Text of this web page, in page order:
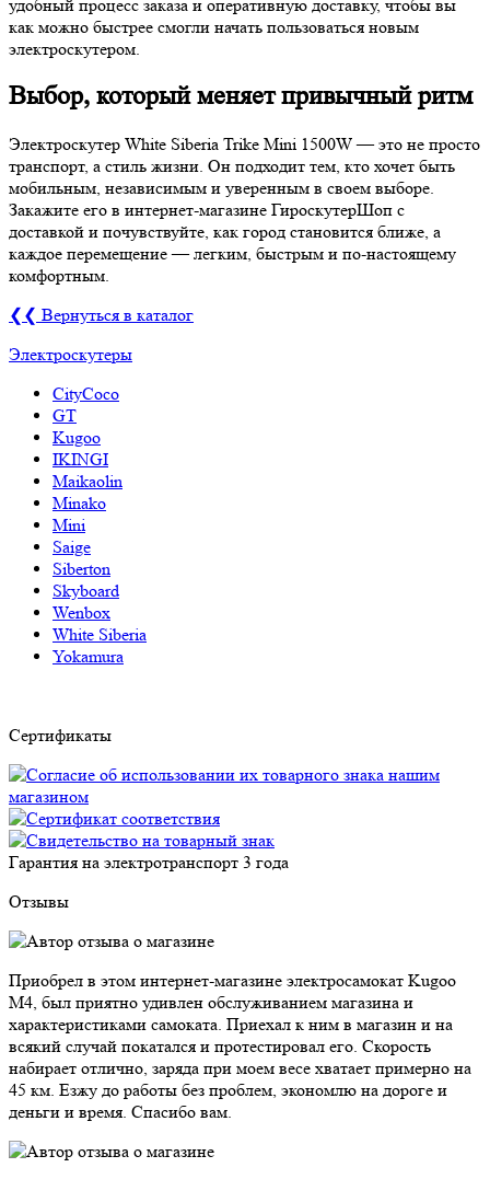
удобный процесс заказа и оперативную доставку, чтобы вы
как можно быстрее смогли начать пользоваться новым
электроскутером.
Выбор, который меняет привычный ритм
Электроскутер White Siberia Trike Mini 1500W — это не просто
транспорт, а стиль жизни. Он подходит тем, кто хочет быть
мобильным, независимым и уверенным в своем выборе.
Закажите его в интернет-магазине ГироскутерШоп с
доставкой и почувствуйте, как город становится ближе, а
каждое перемещение — легким, быстрым и по-настоящему
комфортным.
❮❮ Вернуться в каталог
Электроскутеры
CityCoco
GT
Kugoo
IKINGI
Maikaolin
Minako
Mini
Saige
Siberton
Skyboard
Wenbox
White Siberia
Yokamura
Сертификаты
Гарантия на электротранспорт 3 года
Отзывы
Приобрел в этом интернет-магазине электросамокат Kugoo
M4, был приятно удивлен обслуживанием магазина и
характеристиками самоката. Приехал к ним в магазин и на
всякий случай покатался и протестировал его. Скорость
набирает отлично, заряда при моем весе хватает примерно на
45 км. Езжу до работы без проблем, экономлю на дороге и
деньги и время. Спасибо вам.